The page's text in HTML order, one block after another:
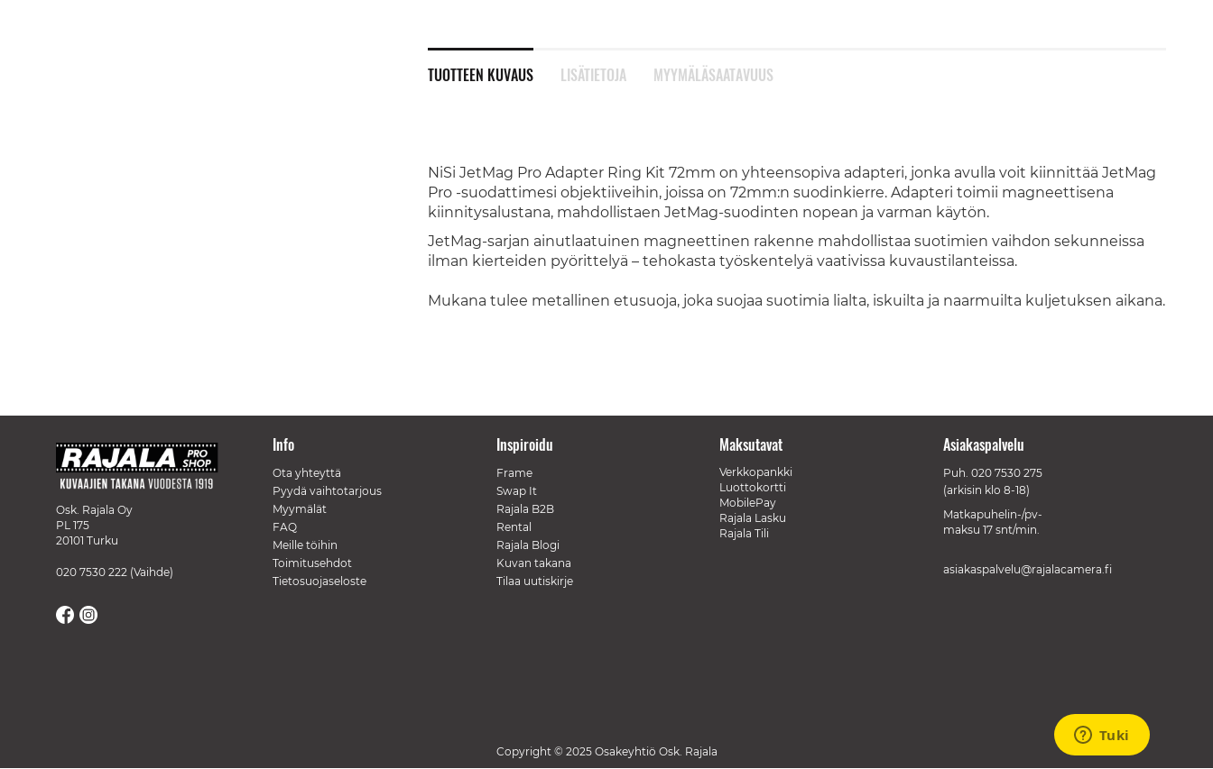
TUOTTEEN KUVAUS
NiSi JetMag Pro Adapter Ring Kit 72mm on yhteensopiva adapteri, jonka avulla voit kiinnittää JetMag
Pro -suodattimesi objektiiveihin, joissa on 72mm:n suodinkierre. Adapteri toimii magneettisena
kiinnitysalustana, mahdollistaen JetMag-suodinten nopean ja varman käytön.
JetMag-sarjan ainutlaatuinen magneettinen rakenne mahdollistaa suotimien vaihdon sekunneissa
ilman kierteiden pyörittelyä – tehokasta työskentelyä vaativissa kuvaustilanteissa.
Mukana tulee metallinen etusuoja, joka suojaa suotimia lialta, iskuilta ja naarmuilta kuljetuksen aikana.
LISÄTIETOJA MYYMÄLÄSAATAVUUS
Osk. Rajala Oy
PL 175
20101 Turku
020 7530 222 (Vaihde)
Info
Ota yhteyttä
Pyydä vaihtotarjous
Myymälät
FAQ
Meille töihin
Toimitusehdot
Tietosuojaseloste
Inspiroidu
Frame
Swap It
Rajala B2B
Rental
Rajala Blogi
Kuvan takana
Tilaa uutiskirje
Maksutavat
Verkkopankki
Luottokortti
MobilePay
Rajala Lasku
Rajala Tili
Asiakaspalvelu
Puh. 020 7530 275
(arkisin klo 8-18)
Matkapuhelin-/pv-
maksu 17 snt/min.
asiakaspalvelu@rajalacamera.fi
Copyright © 2025 Osakeyhtiö Osk. Rajala